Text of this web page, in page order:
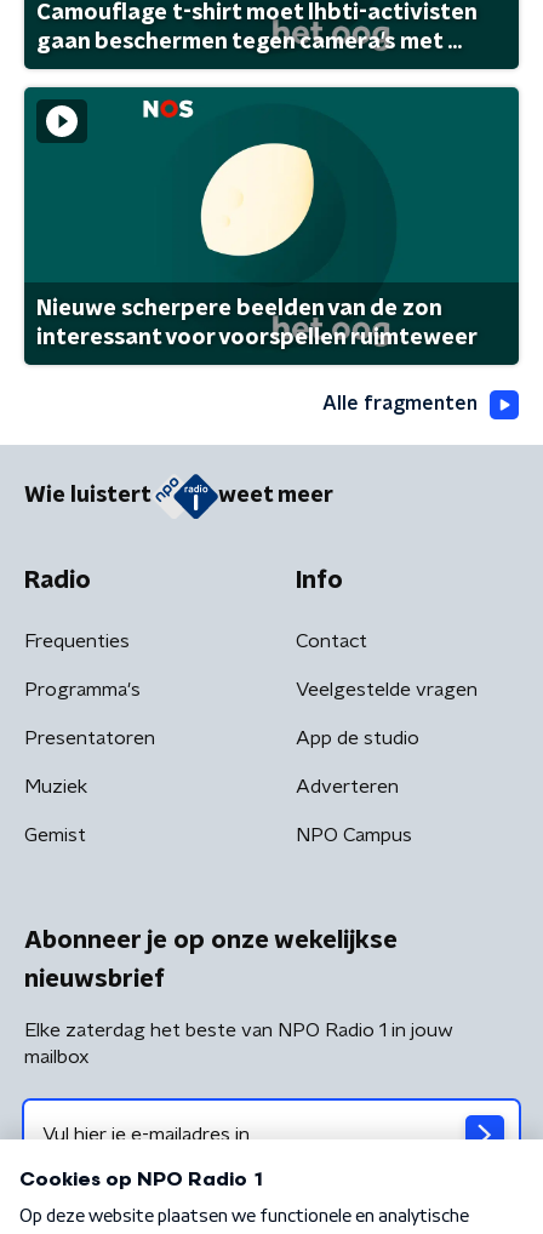
Camouflage t-shirt moet lhbti-activisten
gaan beschermen tegen camera's met ...
Nieuwe scherpere beelden van de zon
interessant voor voorspellen ruimteweer
Alle fragmenten
Wie luistert weet meer
Radio
Frequenties
Programma's
Presentatoren
Muziek
Gemist
Info
Contact
Veelgestelde vragen
App de studio
Adverteren
NPO Campus
Abonneer je op onze wekelijkse
nieuwsbrief
Elke zaterdag het beste van NPO Radio 1 in jouw
mailbox